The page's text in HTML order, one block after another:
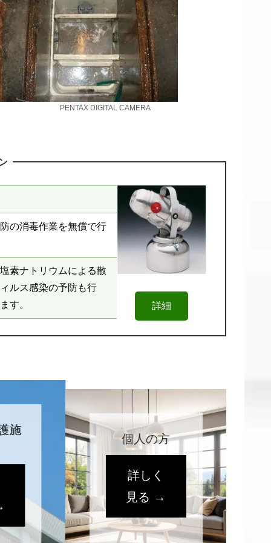
PENTAX DIGITAL CAMERA
の消毒作業を無償で行
素ナトリウムによる散
ルス感染の予防も行
す。
詳細
施
個人の方
詳しく
見る →